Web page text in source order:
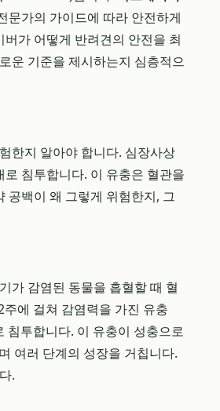
문가의 가이드에 따라 안전하게
가 어떻게 반려견의 안전을 최
운 기준을 제시하는지 심층적으
한지 알아야 합니다. 심장사상
침투합니다. 이 유충은 혈관을
공백이 왜 그렇게 위험한지, 그
가 감염된 동물을 흡혈할 때 혈
에 걸쳐 감염력을 가진 유충
침투합니다. 이 유충이 성충으로
여러 단계의 성장을 거칩니다.
.